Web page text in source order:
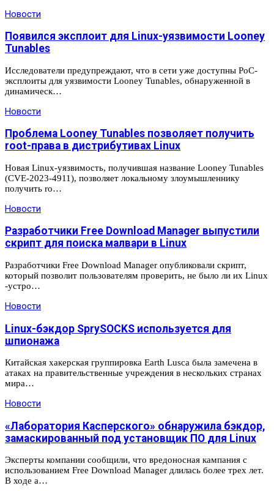
Новости
Появился эксплоит для Linux-уязвимости Looney
Tunables
Исследователи предупреждают, что в сети уже доступны PoC-
эксплоиты для уязвимости Looney Tunables, обнаруженной в
динамическ…
Новости
Проблема Looney Tunables позволяет получить
root-права в дистрибутивах Linux
Новая Linux-уязвимость, получившая название Looney Tunables
(CVE-2023-4911), позволяет локальному злоумышленнику
получить ro…
Новости
Разработчики Free Download Manager выпустили
скрипт для поиска малвари в Linux
Разработчики Free Download Manager опубликовали скрипт,
который позволит пользователям проверить, не было ли их Linux
-устро…
Новости
Linux-бэкдор SprySOCKS используется для
шпионажа
Китайская хакерская группировка Earth Lusca была замечена в
атаках на правительственные учреждения в нескольких странах
мира…
Новости
«Лаборатория Касперского» обнаружила бэкдор,
замаскированный под установщик ПО для Linux
Эксперты компании сообщили, что вредоносная кампания с
использованием Free Download Manager длилась более трех лет.
В ходе а…